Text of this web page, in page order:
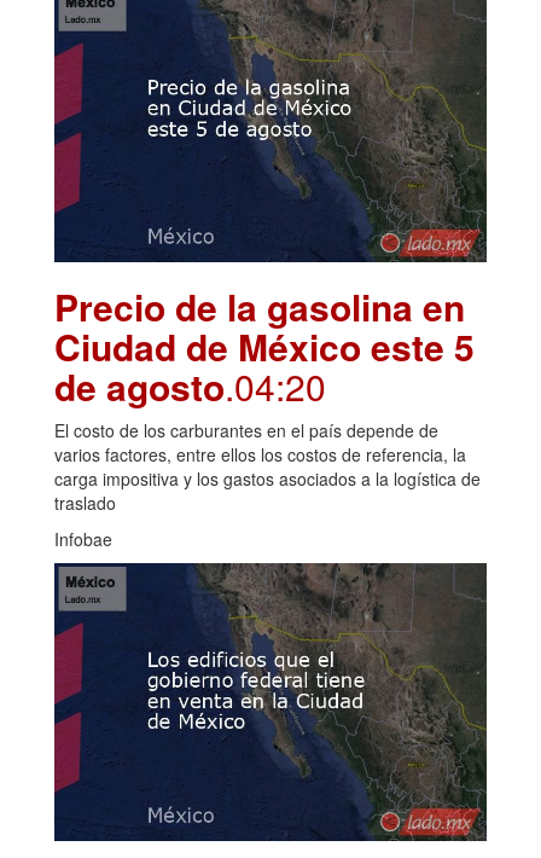
Precio de la gasolina en
Ciudad de México este 5
de agosto.04:20
El costo de los carburantes en el país depende de
varios factores, entre ellos los costos de referencia, la
carga impositiva y los gastos asociados a la logística de
traslado
Infobae